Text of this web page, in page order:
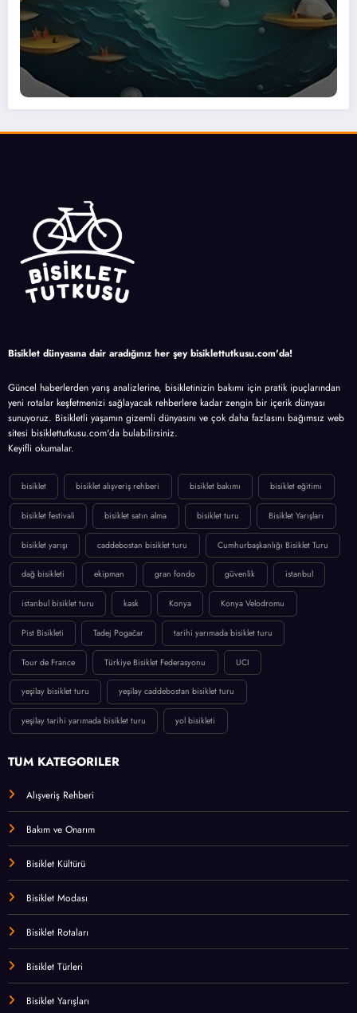
Bisiklet dünyasına dair aradığınız her şey bisiklettutkusu.com'da!
Güncel haberlerden yarış analizlerine, bisikletinizin bakımı için pratik ipuçlarından
yeni rotalar keşfetmenizi sağlayacak rehberlere kadar zengin bir içerik dünyası
sunuyoruz. Bisikletli yaşamın gizemli dünyasını ve çok daha fazlasını bağımsız web
sitesi bisiklettutkusu.com'da bulabilirsiniz.
Keyifli okumalar.
bisiklet bisiklet alışveriş rehberi bisiklet bakımı bisiklet eğitimi
bisiklet festivali bisiklet satın alma bisiklet turu Bisiklet Yarışları
bisiklet yarışı caddebostan bisiklet turu Cumhurbaşkanlığı Bisiklet Turu
dağ bisikleti ekipman gran fondo güvenlik istanbul
istanbul bisiklet turu kask Konya Konya Velodromu
Pist Bisikleti Tadej Pogačar tarihi yarımada bisiklet turu
Tour de France Türkiye Bisiklet Federasyonu UCI
yeşilay bisiklet turu yeşilay caddebostan bisiklet turu
yeşilay tarihi yarımada bisiklet turu yol bisikleti
TÜM KATEGORİLER
Alışveriş Rehberi
Bakım ve Onarım
Bisiklet Kültürü
Bisiklet Modası
Bisiklet Rotaları
Bisiklet Türleri
Bisiklet Yarışları